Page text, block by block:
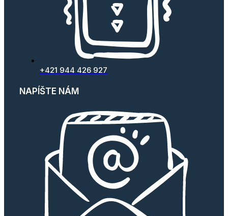
+421 944 426 927
NAPÍŠTE NÁM